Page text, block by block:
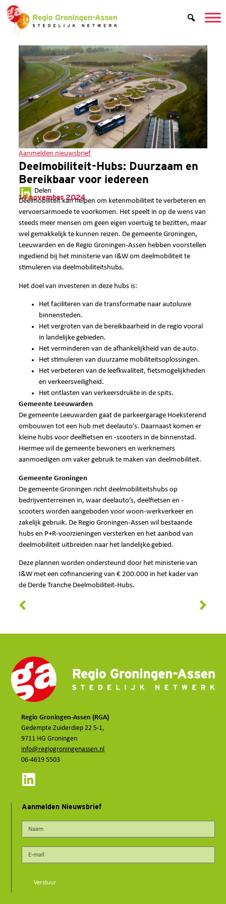
Aanmelden nieuwsbrief
Deelmobiliteit-Hubs: Duurzaam en
Bereikbaar voor iedereen
Delen
14 november 2024
Deelmobiliteit kan helpen om ketenmobiliteit te verbeteren en
vervoersarmoede te voorkomen. Het speelt in op de wens van
steeds meer mensen om geen eigen voertuig te bezitten, maar
wel gemakkelijk te kunnen reizen. De gemeente Groningen,
Leeuwarden en de Regio Groningen-Assen hebben voorstellen
ingediend bij het ministerie van I&W om deelmobiliteit te
stimuleren via deelmobiliteitshubs.
Het doel van investeren in deze hubs is:
Het faciliteren van de transformatie naar autoluwe
binnensteden.
Het vergroten van de bereikbaarheid in de regio vooral
in landelijke gebieden.
Het verminderen van de afhankelijkheid van de auto.
Het stimuleren van duurzame mobiliteitsoplossingen.
Het verbeteren van de leefkwaliteit, fietsmogelijkheden
en verkeersveiligheid.
Het ontlasten van verkeersdrukte in de spits.
Gemeente Leeuwarden
De gemeente Leeuwarden gaat de parkeergarage Hoeksterend
ombouwen tot een hub met deelauto’s. Daarnaast komen er
kleine hubs voor deelfietsen en -scooters in de binnenstad.
Hiermee wil de gemeente bewoners en werknemers
aanmoedigen om vaker gebruik te maken van deelmobiliteit.
Gemeente Groningen
De gemeente Groningen richt deelmobiliteitshubs op
bedrijventerreinen in, waar deelauto’s, deelfietsen en -
scooters worden aangeboden voor woon-werkverkeer en
zakelijk gebruik. De Regio Groningen-Assen wil bestaande
hubs en P+R-voorzieningen versterken en het aanbod van
deelmobiliteit uitbreiden naar het landelijke gebied.
Deze plannen worden ondersteund door het ministerie van
I&W met een cofinanciering van € 200.000 in het kader van
de Derde Tranche Deelmobiliteit-Hubs.
Regio Groningen-Assen (RGA)
Gedempte Zuiderdiep 22 5-1,
9711 HG Groningen
info@regiogroningenassen.nl
06-4619 5503
Aanmelden Nieuwsbrief
Verstuur